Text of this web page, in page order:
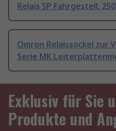
Relais SP Fahrgestell,
Omron Relaissockel zur
Serie MK
Exklusiv für Sie
Produkte und